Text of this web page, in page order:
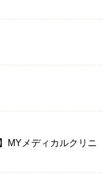
MYメディカルクリニ